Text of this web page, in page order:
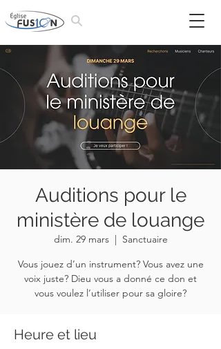
Auditions pour le
ministère de louange
dim. 29 mars
  |
Sanctuaire
Vous jouez d’un instrument? Vous avez une
voix juste? Dieu vous a donné ce don et
vous voulez l’utiliser pour sa gloire?
Heure et lieu